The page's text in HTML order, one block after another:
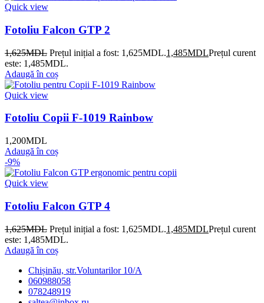
Quick view
Fotoliu Falcon GTP 2
1,625MDL Prețul inițial a fost: 1,625MDL.1,485MDLPrețul curent
este: 1,485MDL.
Adaugă în coș
Quick view
Fotoliu Copii F-1019 Rainbow
1,200MDL
Adaugă în coș
-9%
Quick view
Fotoliu Falcon GTP 4
1,625MDL Prețul inițial a fost: 1,625MDL.1,485MDLPrețul curent
este: 1,485MDL.
Adaugă în coș
Chișinău, str.Voluntarilor 10/A
060988058
078248919